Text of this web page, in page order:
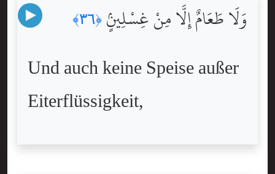
وَلَا طَعَامٌ إِلَّا مِنْ غِسْلِينٍۢ ﴿٣٦﴾
Und auch keine Speise außer
Eiterflüssigkeit,